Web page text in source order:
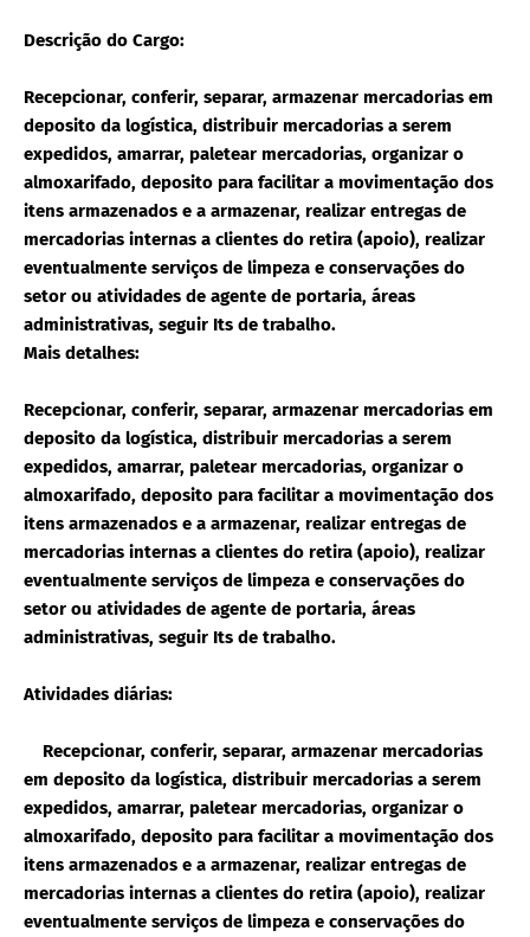
Descrição do Cargo:
Recepcionar, conferir, separar, armazenar mercadorias em
deposito da logística, distribuir mercadorias a serem
expedidos, amarrar, paletear mercadorias, organizar o
almoxarifado, deposito para facilitar a movimentação dos
itens armazenados e a armazenar, realizar entregas de
mercadorias internas a clientes do retira (apoio), realizar
eventualmente serviços de limpeza e conservações do
setor ou atividades de agente de portaria, áreas
administrativas, seguir Its de trabalho.
Mais detalhes:
Recepcionar, conferir, separar, armazenar mercadorias em
deposito da logística, distribuir mercadorias a serem
expedidos, amarrar, paletear mercadorias, organizar o
almoxarifado, deposito para facilitar a movimentação dos
itens armazenados e a armazenar, realizar entregas de
mercadorias internas a clientes do retira (apoio), realizar
eventualmente serviços de limpeza e conservações do
setor ou atividades de agente de portaria, áreas
administrativas, seguir Its de trabalho.
Atividades diárias:
Recepcionar, conferir, separar, armazenar mercadorias
em deposito da logística, distribuir mercadorias a serem
expedidos, amarrar, paletear mercadorias, organizar o
almoxarifado, deposito para facilitar a movimentação dos
itens armazenados e a armazenar, realizar entregas de
mercadorias internas a clientes do retira (apoio), realizar
eventualmente serviços de limpeza e conservações do